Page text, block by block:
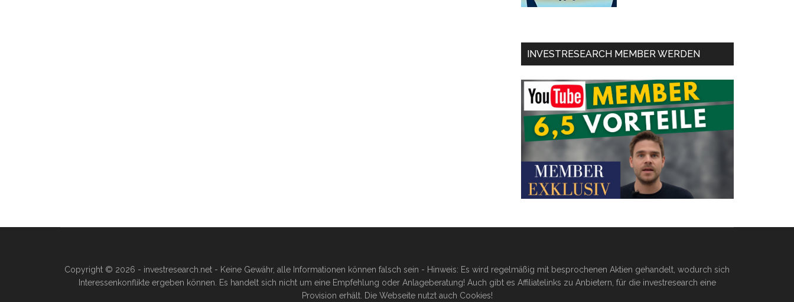
INVESTRESEARCH MEMBER WERDEN
Copyright © 2026 - investresearch.net - Keine Gewähr, alle Informationen können falsch sein - Hinweis: Es wird regelmäßig mit besprochenen Aktien gehandelt, wodurch sich
Interessenkonflikte ergeben können. Es handelt sich nicht um eine Empfehlung oder Anlageberatung! Auch gibt es Affiliatelinks zu Anbietern, für die investresearch eine
Provision erhält. Die Webseite nutzt auch Cookies!